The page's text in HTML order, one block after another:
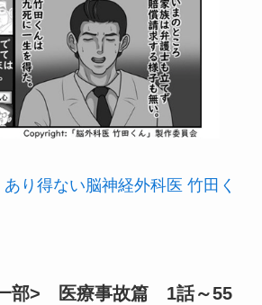
り得ない脳神経外科医 竹田く
部> 医療事故篇 1話～55